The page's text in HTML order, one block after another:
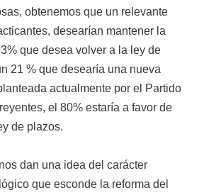
obtenemos que un relevante
desearían mantener la
que desea volver a la ley de
21 % que desearía una nueva
actualmente por el Partido
el 80% estaría a favor de
de plazos.
dan una idea del carácter
que esconde la reforma del